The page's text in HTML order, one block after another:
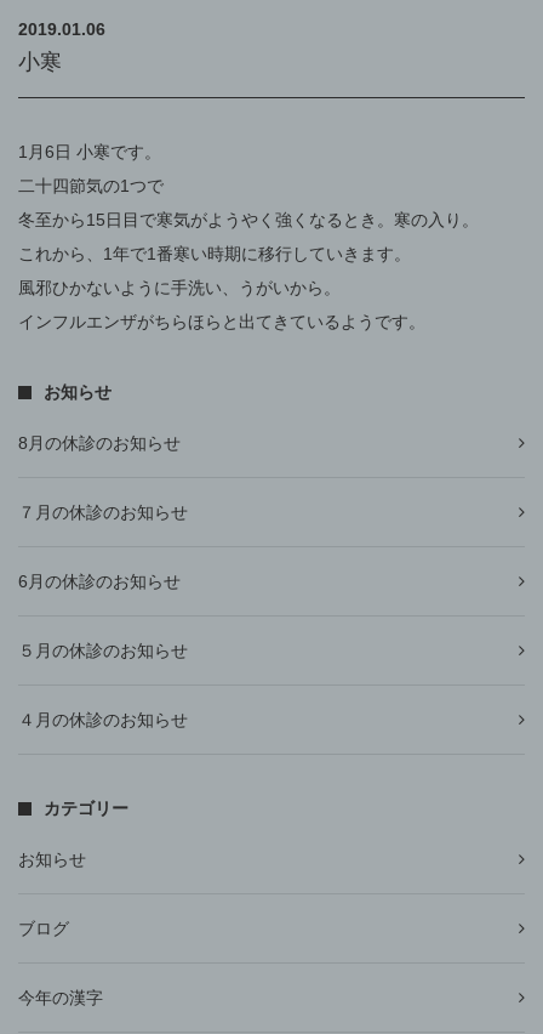
2019.01.06
小寒
1月6日 小寒です。
二十四節気の1つで
冬至から15日目で寒気がようやく強くなるとき。寒の入り。
これから、1年で1番寒い時期に移行していきます。
風邪ひかないように手洗い、うがいから。
インフルエンザがちらほらと出てきているようです。
お知らせ
8月の休診のお知らせ
７月の休診のお知らせ
6月の休診のお知らせ
５月の休診のお知らせ
４月の休診のお知らせ
カテゴリー
お知らせ
ブログ
今年の漢字